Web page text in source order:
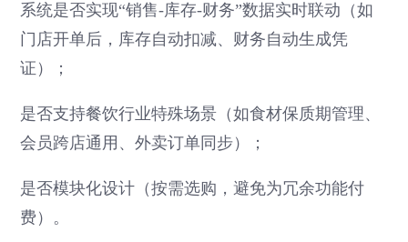
系统是否实现“销售-库存-财务”数据实时联动（如
门店开单后，库存自动扣减、财务自动生成凭
证）；
是否支持餐饮行业特殊场景（如食材保质期管理、
会员跨店通用、外卖订单同步）；
是否模块化设计（按需选购，避免为冗余功能付
费）。